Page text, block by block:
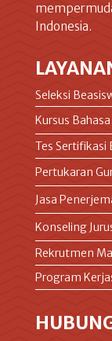
Indonesia.
Seleksi
Kursus Bahasa
Tes Sertifikasi
Pertukaran
Jasa
Konseling
Rekrutmen
Program